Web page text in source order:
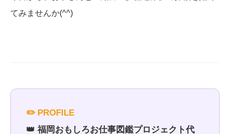
てみませんか(^^)
✏️ PROFILE
👑 福岡おもしろお仕事図鑑プロジェクト代